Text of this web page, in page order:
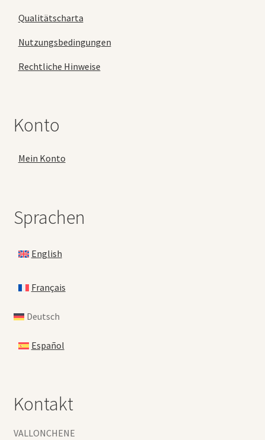
Qualitätscharta
Nutzungsbedingungen
Rechtliche Hinweise
Konto
Mein Konto
Sprachen
English
Français
Deutsch
Español
Kontakt
VALLONCHENE